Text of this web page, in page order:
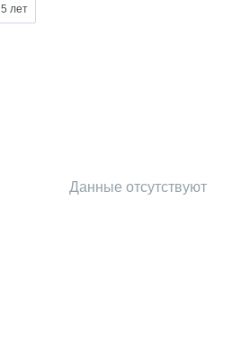
5 лет
Данные отсутствуют